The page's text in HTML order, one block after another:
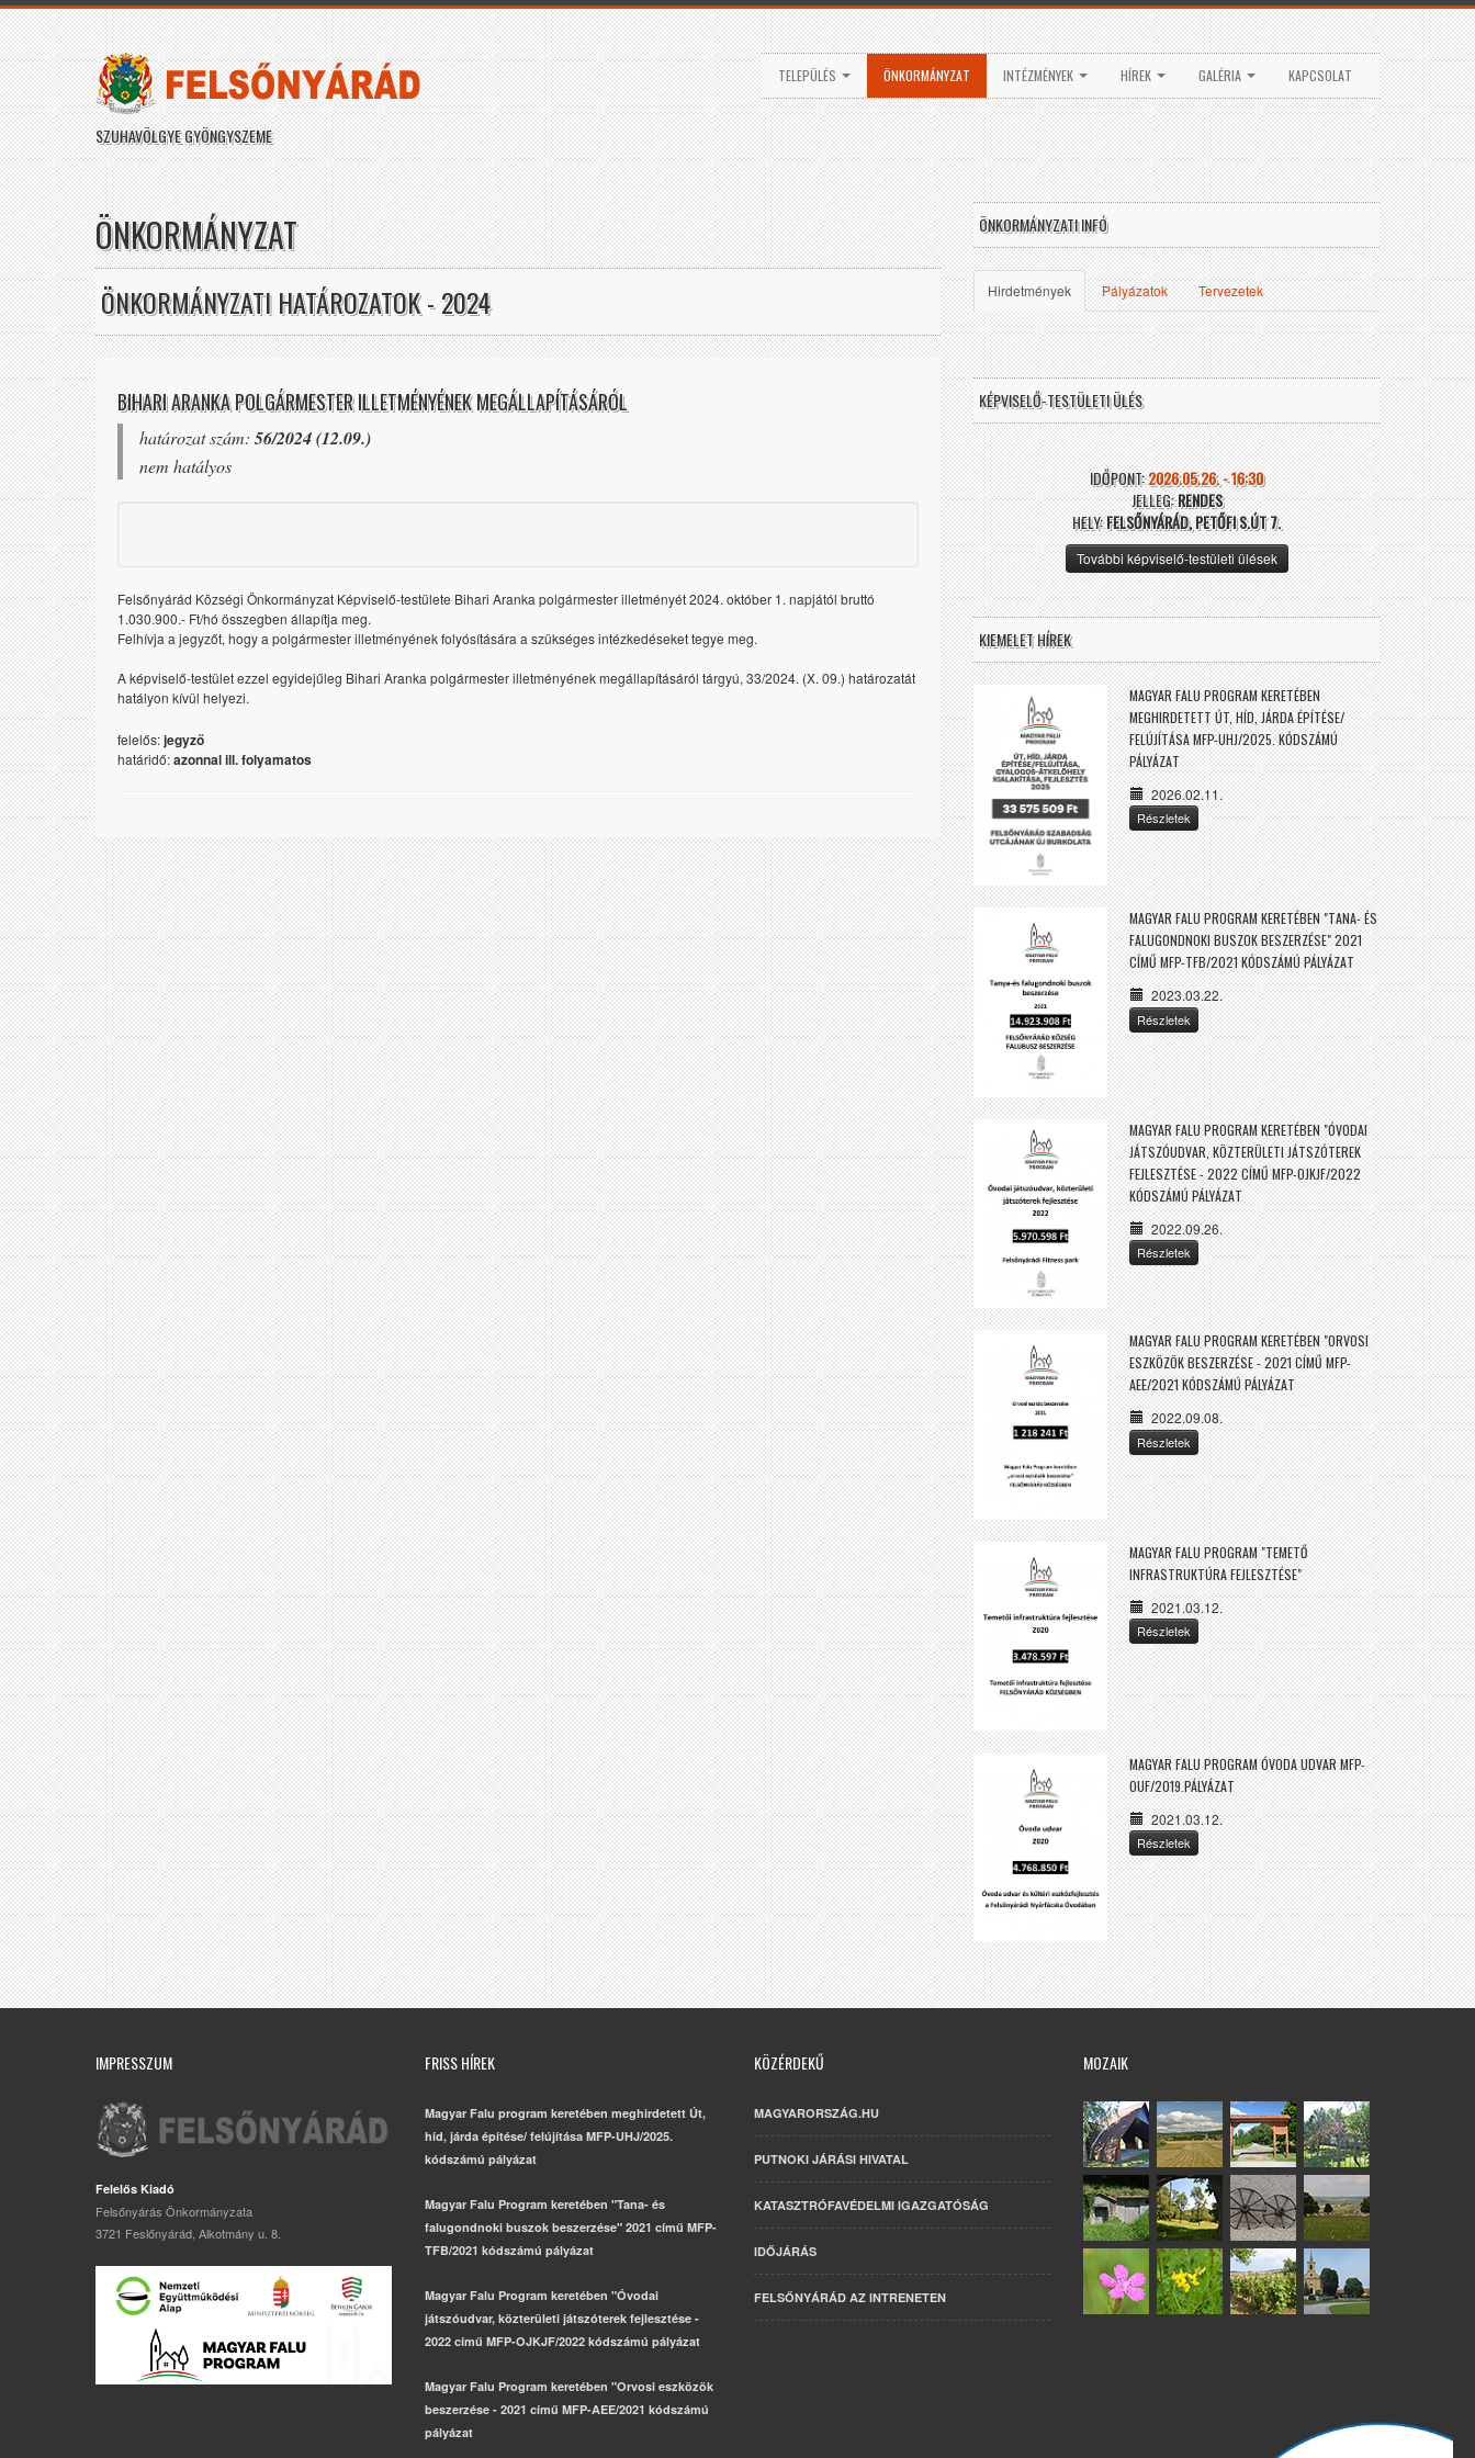
SZUHAVÖLGYE GYÖNGYSZEME
TELEPÜLÉS ÖNKORMÁNYZAT INTÉZMÉNYEK HÍREK GALÉRIA KAPCSOLAT
ÖNKORMÁNYZAT
ÖNKORMÁNYZATI HATÁROZATOK - 2024
BIHARI ARANKA POLGÁRMESTER ILLETMÉNYÉNEK MEGÁLLAPÍTÁSÁRÓL
határozat szám: 56/2024 (12.09.)
nem hatályos
Felsőnyárád Községi Önkormányzat Képviselő-testülete Bihari Aranka polgármester illetményét 2024. október 1. napjától bruttó
1.030.900.- Ft/hó összegben állapítja meg.
Felhívja a jegyzőt, hogy a polgármester illetményének folyósítására a szükséges intézkedéseket tegye meg.
A képviselő-testület ezzel egyidejűleg Bihari Aranka polgármester illetményének megállapításáról tárgyú, 33/2024. (X. 09.) határozatát
hatályon kívül helyezi.
felelős:jegyző
határidő:azonnal ill. folyamatos
ÖNKORMÁNYZATI INFÓ
Hirdetmények Pályázatok Tervezetek
KÉPVISELŐ-TESTÜLETI ÜLÉS
IDŐPONT:2026.05.26. - 16:30
JELLEG:RENDES
HELY:FELSŐNYÁRÁD, PETŐFI S.ÚT 7.
További képviselő-testületi ülések
KIEMELET HÍREK
MAGYAR FALU PROGRAM KERETÉBEN
MEGHIRDETETT ÚT, HÍD, JÁRDA ÉPÍTÉSE/
FELÚJÍTÁSA MFP-UHJ/2025. KÓDSZÁMÚ
PÁLYÁZAT
2026.02.11.
Részletek
MAGYAR FALU PROGRAM KERETÉBEN "TANA- ÉS
FALUGONDNOKI BUSZOK BESZERZÉSE" 2021
CÍMŰ MFP-TFB/2021 KÓDSZÁMÚ PÁLYÁZAT
2023.03.22.
Részletek
MAGYAR FALU PROGRAM KERETÉBEN "ÓVODAI
JÁTSZÓUDVAR, KÖZTERÜLETI JÁTSZÓTEREK
FEJLESZTÉSE - 2022 CÍMŰ MFP-OJKJF/2022
KÓDSZÁMÚ PÁLYÁZAT
2022.09.26.
Részletek
MAGYAR FALU PROGRAM KERETÉBEN "ORVOSI
ESZKÖZÖK BESZERZÉSE - 2021 CÍMŰ MFP-
AEE/2021 KÓDSZÁMÚ PÁLYÁZAT
2022.09.08.
Részletek
MAGYAR FALU PROGRAM "TEMETŐ
INFRASTRUKTÚRA FEJLESZTÉSE"
2021.03.12.
Részletek
MAGYAR FALU PROGRAM ÓVODA UDVAR MFP-
OUF/2019.PÁLYÁZAT
2021.03.12.
Részletek
IMPRESSZUM
Felelős Kiadó
Felsőnyárás Önkormányzata
3721 Feslőnyárád, Alkotmány u. 8.
FRISS HÍREK
Magyar Falu program keretében meghirdetett Út,
híd, járda építése/ felújítása MFP-UHJ/2025.
kódszámú pályázat
Magyar Falu Program keretében "Tana- és
falugondnoki buszok beszerzése" 2021 című MFP-
TFB/2021 kódszámú pályázat
Magyar Falu Program keretében "Óvodai
játszóudvar, közterületi játszóterek fejlesztése -
2022 című MFP-OJKJF/2022 kódszámú pályázat
Magyar Falu Program keretében "Orvosi eszközök
beszerzése - 2021 című MFP-AEE/2021 kódszámú
pályázat
KÖZÉRDEKŰ
MAGYARORSZÁG.HU
PUTNOKI JÁRÁSI HIVATAL
KATASZTRÓFAVÉDELMI IGAZGATÓSÁG
IDŐJÁRÁS
FELSŐNYÁRÁD AZ INTRENETEN
MOZAIK